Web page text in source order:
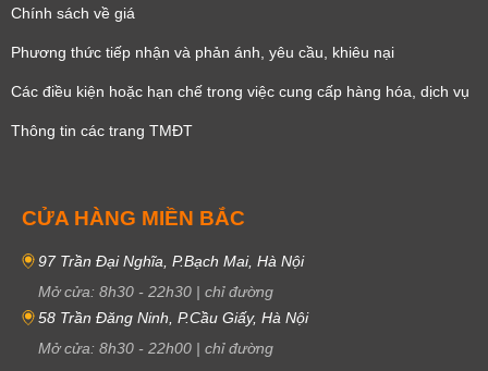
Chính sách về giá
Phương thức tiếp nhận và phản ánh, yêu cầu, khiêu nại
Các điều kiện hoặc hạn chế trong việc cung cấp hàng hóa, dịch vụ
Thông tin các trang TMĐT
CỬA HÀNG MIỀN BẮC
97 Trần Đại Nghĩa, P.Bạch Mai, Hà Nội
Mở cửa: 8h30 - 22h30 | chỉ đường
58 Trần Đăng Ninh, P.Cầu Giấy, Hà Nội
Mở cửa: 8h30 - 22h00 | chỉ đường